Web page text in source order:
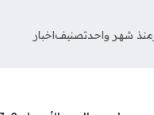
منذ شهر واحدتصنيفاخبار